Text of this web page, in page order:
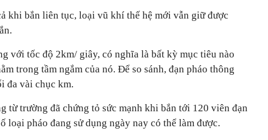
khi bắn liên tục, loại vũ khí thế hệ mới vẫn giữ được
với tốc độ 2km/ giây, có nghĩa là bất kỳ mục tiêu nào
trong tầm ngắm của nó. Để so sánh, đạn pháo thông
đa vài chục km.
từ trường đã chứng tỏ sức mạnh khi bắn tới 120 viên đạn
loại pháo đang sử dụng ngày nay có thể làm được.